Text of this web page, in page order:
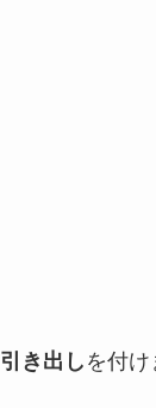
引き出し を付け